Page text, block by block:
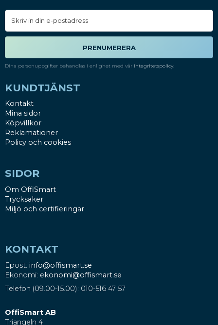
PRENUMERERA
Dina personuppgifter behandlas i enlighet med vår integritetspolicy.
KUNDTJÄNST
Kontakt
Mina sidor
Köpvillkor
Reklamationer
Policy och cookies
SIDOR
Om OffiSmart
Trycksaker
Miljö och certifieringar
KONTAKT
Epost: info@offismart.se
Ekonomi: ekonomi@offismart.se
Telefon (09.00-15.00): 010-516 47 57
OffiSmart AB
Triangeln 4